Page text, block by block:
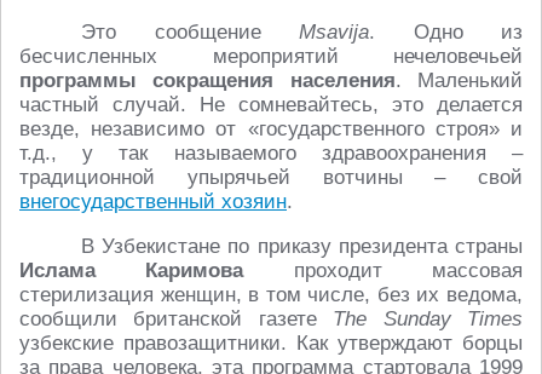
Это сообщение Msavija. Одно из
бесчисленных мероприятий нечеловечьей
программы сокращения населения. Маленький
частный случай. Не сомневайтесь, это делается
везде, независимо от «государственного строя» и
т.д., у так называемого здравоохранения –
традиционной упырячьей вотчины – свой
внегосударственный хозяин.
В Узбекистане по приказу президента страны
Ислама Каримовапроходит массовая
стерилизация женщин, в том числе, без их ведома,
сообщили британской газете The Sunday Times
узбекские правозащитники. Как утверждают борцы
за права человека, эта программа стартовала 1999